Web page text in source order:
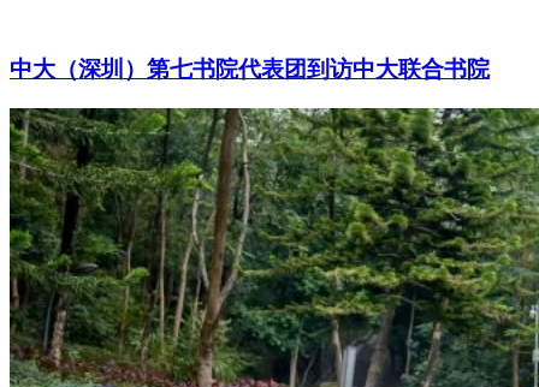
中大（深圳）第七书院代表团到访中大联合书院